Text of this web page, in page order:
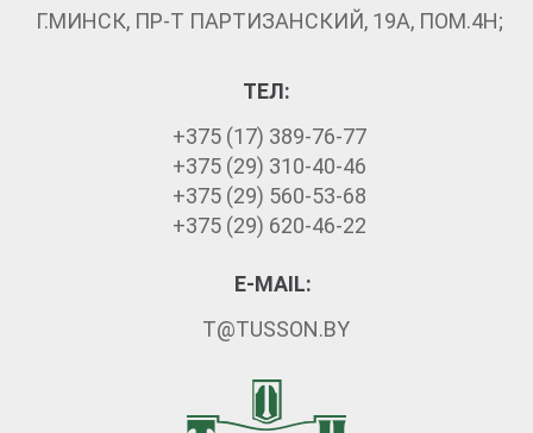
Г.МИНСК, ПР-Т ПАРТИЗАНСКИЙ, 19А, ПОМ.4Н;
ТЕЛ:
+375 (17) 389-76-77
+375 (29) 310-40-46
+375 (29) 560-53-68
+375 (29) 620-46-22
E-MAIL:
T@TUSSON.BY